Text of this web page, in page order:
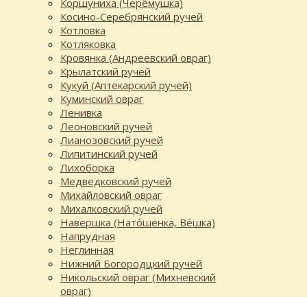
Коршуниха (Черёмушка)
Косино-Серебрянский ручей
Котловка
Котляковка
Кровянка (Андреевский овраг)
Крылатский ручей
Кукуй (Аптекарский ручей)
Куминский овраг
Ленивка
Леоновский ручей
Лианозовский ручей
Липитинский ручей
Лихоборка
Медведковский ручей
Михайловский овраг
Михалковский ручей
Навершка (Нато́шенка, Ве́шка)
Напрудная
Неглинная
Нижний Богородцкий ручей
Никольский овраг (Михневский
овраг)